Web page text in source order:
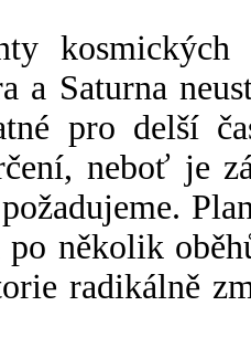
a Saturna
pro delší
neboť je
několik
radikálně